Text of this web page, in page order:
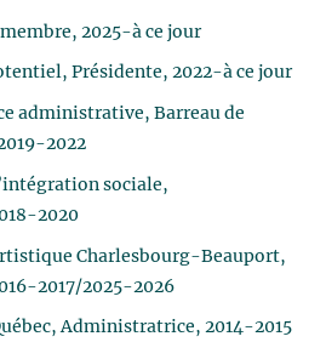
2025-à ce jour
Présidente, 2022-à ce jour
administrative, Barreau de
2022
sociale,
2020
Charlesbourg-Beauport,
2017/2025-2026
Administratrice, 2014-2015